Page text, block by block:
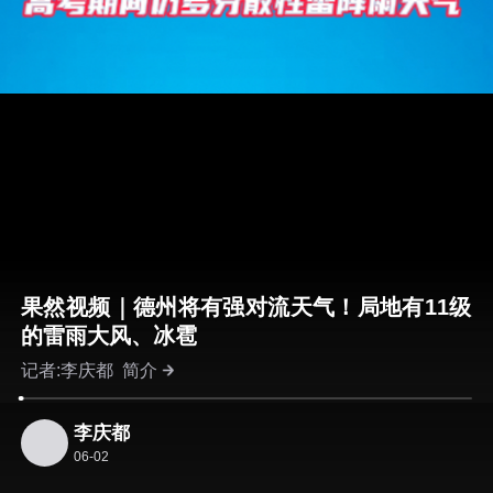
果然视频｜德州将有强对流天气！局地有11级
的雷雨大风、冰雹
记者:李庆都简介
李庆都
06-02